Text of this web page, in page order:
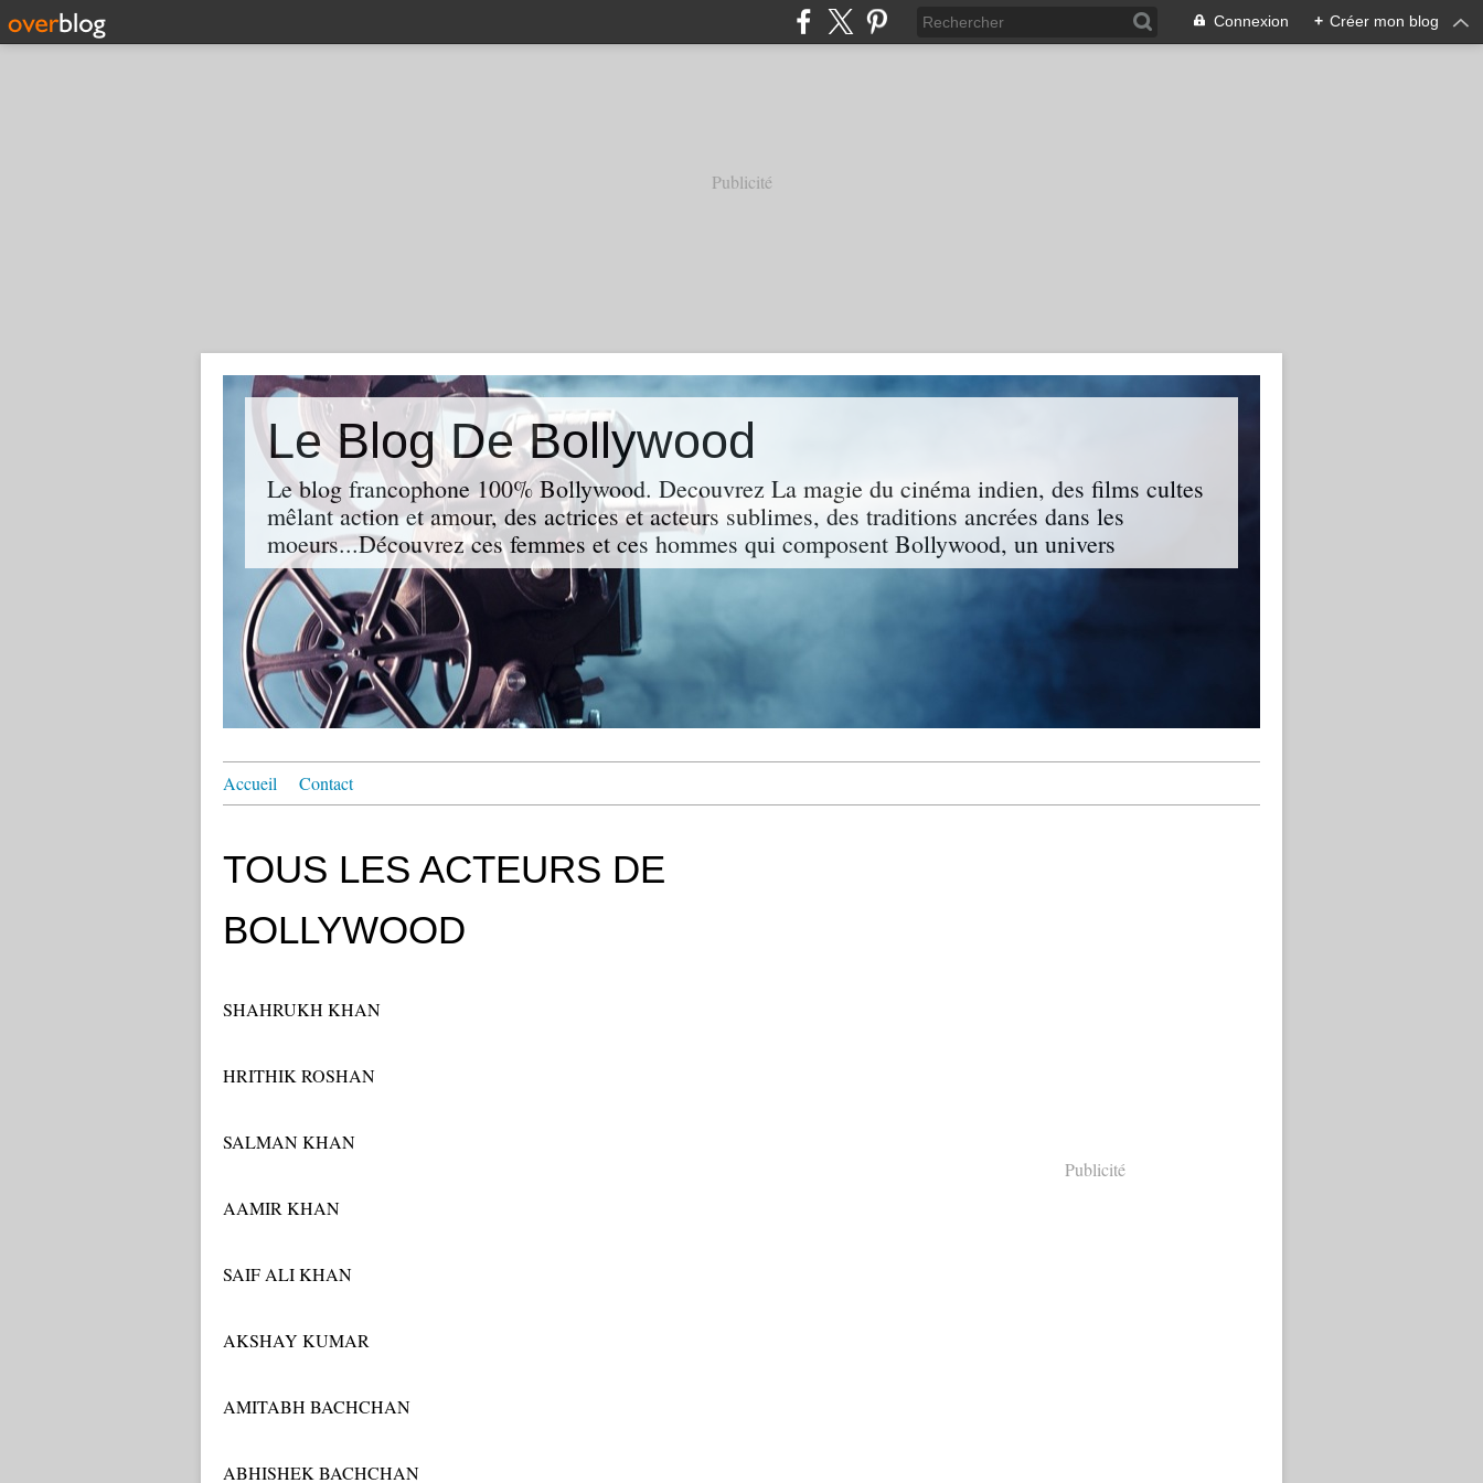
Connexion + Créer mon blog
Publicité
Le Blog De Bollywood
Le blog francophone 100% Bollywood. Decouvrez La magie du cinéma indien, des films cultes
mêlant action et amour, des actrices et acteurs sublimes, des traditions ancrées dans les
moeurs...Découvrez ces femmes et ces hommes qui composent Bollywood, un univers
Accueil Contact
TOUS LES ACTEURS DE
BOLLYWOOD
SHAHRUKH KHAN
HRITHIK ROSHAN
SALMAN KHAN
AAMIR KHAN
SAIF ALI KHAN
AKSHAY KUMAR
AMITABH BACHCHAN
ABHISHEK BACHCHAN
Publicité